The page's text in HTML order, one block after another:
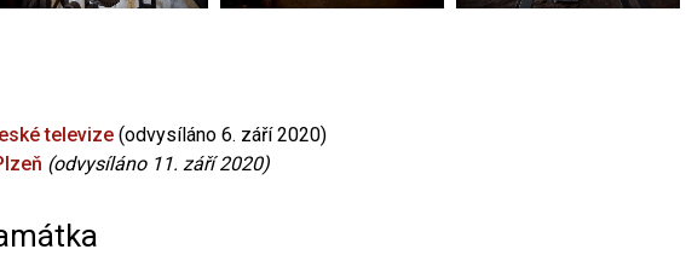
televize (odvysíláno 6. září 2020)
(odvysíláno 11. září 2020)